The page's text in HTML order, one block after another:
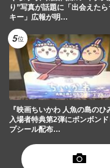
り”写真が話題に「出会えたら
キー」広報が明…
『映画ちいかわ 人魚の島のひ
入場者特典第2弾にボンボンド
プシール配布…